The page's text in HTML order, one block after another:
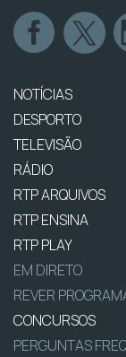
NOTÍCIAS
DESPORTO
TELEVISÃO
RÁDIO
RTP ARQUIVOS
RTP ENSINA
RTP PLAY
EM DIRETO
REVER
CONCURSOS
PERGUNTAS